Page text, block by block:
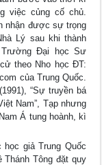
việc củng cố chủ.
nhận được sự trọng
Lý sau khi thành
Đại học Sư
theo Nho học ĐT:
của Trung Quốc.
“Sự truyền bá
Nam”, Tạp nhưng
Á tung hoành, kì
giả Trung Quốc
Thánh Tông đặt quy